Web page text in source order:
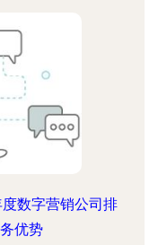
数字营销公司排
优势